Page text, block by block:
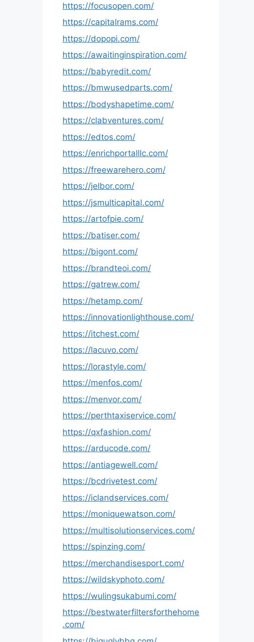
https://focusopen.com/
https://capitalrams.com/
https://dopopi.com/
https://awaitinginspiration.com/
https://babyredit.com/
https://bmwusedparts.com/
https://bodyshapetime.com/
https://clabventures.com/
https://edtos.com/
https://enrichportalllc.com/
https://freewarehero.com/
https://jelbor.com/
https://jsmulticapital.com/
https://artofpie.com/
https://batiser.com/
https://bigont.com/
https://brandteoi.com/
https://gatrew.com/
https://hetamp.com/
https://innovationlighthouse.com/
https://itchest.com/
https://lacuvo.com/
https://lorastyle.com/
https://menfos.com/
https://menvor.com/
https://perthtaxiservice.com/
https://qxfashion.com/
https://arducode.com/
https://antiagewell.com/
https://bcdrivetest.com/
https://iclandservices.com/
https://moniquewatson.com/
https://multisolutionservices.com/
https://spinzing.com/
https://merchandisesport.com/
https://wildskyphoto.com/
https://wulingsukabumi.com/
https://bestwaterfiltersforthehome
.com/